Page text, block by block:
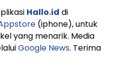
Hallo.id di
(iphone), untuk
yang menarik. Media
Google News. Terima